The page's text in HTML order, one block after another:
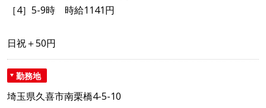
［4］5-9時 時給1141円
日祝＋50円
勤務地
埼玉県久喜市南栗橋4-5-10